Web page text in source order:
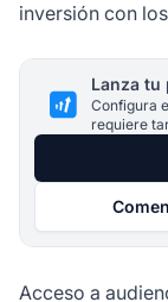
inversión con
Lanza tu
Configura
requiere
Acceso a